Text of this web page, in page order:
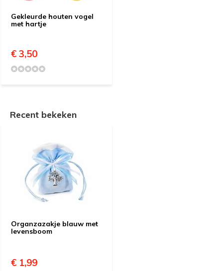
Gekleurde houten vogel
met hartje
€ 3,50
Recent bekeken
Organzazakje blauw met
levensboom
€ 1,99